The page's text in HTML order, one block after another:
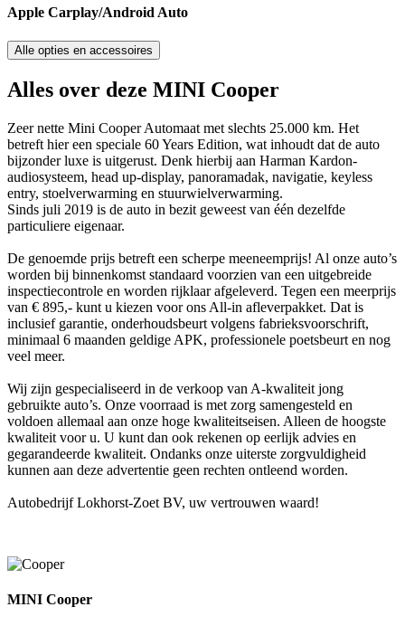
Apple Carplay/Android Auto
Alle opties en accessoires
Alles over deze MINI Cooper
Zeer nette Mini Cooper Automaat met slechts 25.000 km. Het
betreft hier een speciale 60 Years Edition, wat inhoudt dat de auto
bijzonder luxe is uitgerust. Denk hierbij aan Harman Kardon-
audiosysteem, head up-display, panoramadak, navigatie, keyless
entry, stoelverwarming en stuurwielverwarming.
Sinds juli 2019 is de auto in bezit geweest van één dezelfde
particuliere eigenaar.
De genoemde prijs betreft een scherpe meeneemprijs! Al onze auto’s
worden bij binnenkomst standaard voorzien van een uitgebreide
inspectiecontrole en worden rijklaar afgeleverd. Tegen een meerprijs
van € 895,- kunt u kiezen voor ons All-in afleverpakket. Dat is
inclusief garantie, onderhoudsbeurt volgens fabrieksvoorschrift,
minimaal 6 maanden geldige APK, professionele poetsbeurt en nog
veel meer.
Wij zijn gespecialiseerd in de verkoop van A-kwaliteit jong
gebruikte auto’s. Onze voorraad is met zorg samengesteld en
voldoen allemaal aan onze hoge kwaliteitseisen. Alleen de hoogste
kwaliteit voor u. U kunt dan ook rekenen op eerlijk advies en
gegarandeerde kwaliteit. Ondanks onze uiterste zorgvuldigheid
kunnen aan deze advertentie geen rechten ontleend worden.
Autobedrijf Lokhorst-Zoet BV, uw vertrouwen waard!
MINI Cooper